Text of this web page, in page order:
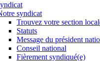
syndicat
Trouvez votre section
Statuts
Message du président
Conseil national
Fièrement syndiqué(e)